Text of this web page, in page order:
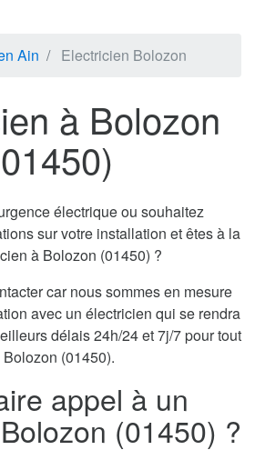
Ain Electricien Bolozon
à Bolozon
électrique ou souhaitez
sur votre installation et êtes à la
à Bolozon (01450) ?
car nous sommes en mesure
avec un électricien qui se rendra
délais 24h/24 et 7j/7 pour tout
(01450).
appel à un
(01450) ?